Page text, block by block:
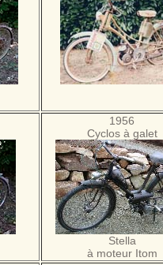
1956
Cyclos à galet
Stella
à moteur Itom